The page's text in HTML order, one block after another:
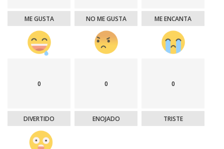
ME GUSTA NO ME GUSTA ME ENCANTA
0
DIVERTIDO
0
ENOJADO
0
TRISTE